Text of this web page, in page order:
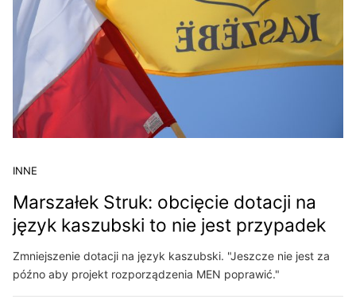
INNE
Marszałek Struk: obcięcie dotacji na
język kaszubski to nie jest przypadek
Zmniejszenie dotacji na język kaszubski. "Jeszcze nie jest za
późno aby projekt rozporządzenia MEN poprawić."